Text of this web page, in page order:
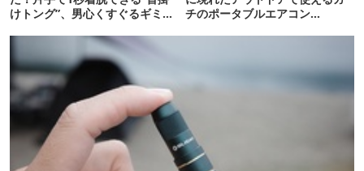
けトング”、男心くすぐるギミッ
チのポータブルエアコン